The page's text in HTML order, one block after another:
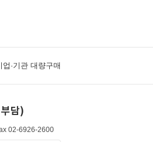
업·기관 대량구매
담)
02-6926-2600